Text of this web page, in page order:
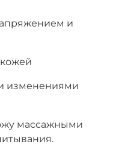
и
изменениями
массажными